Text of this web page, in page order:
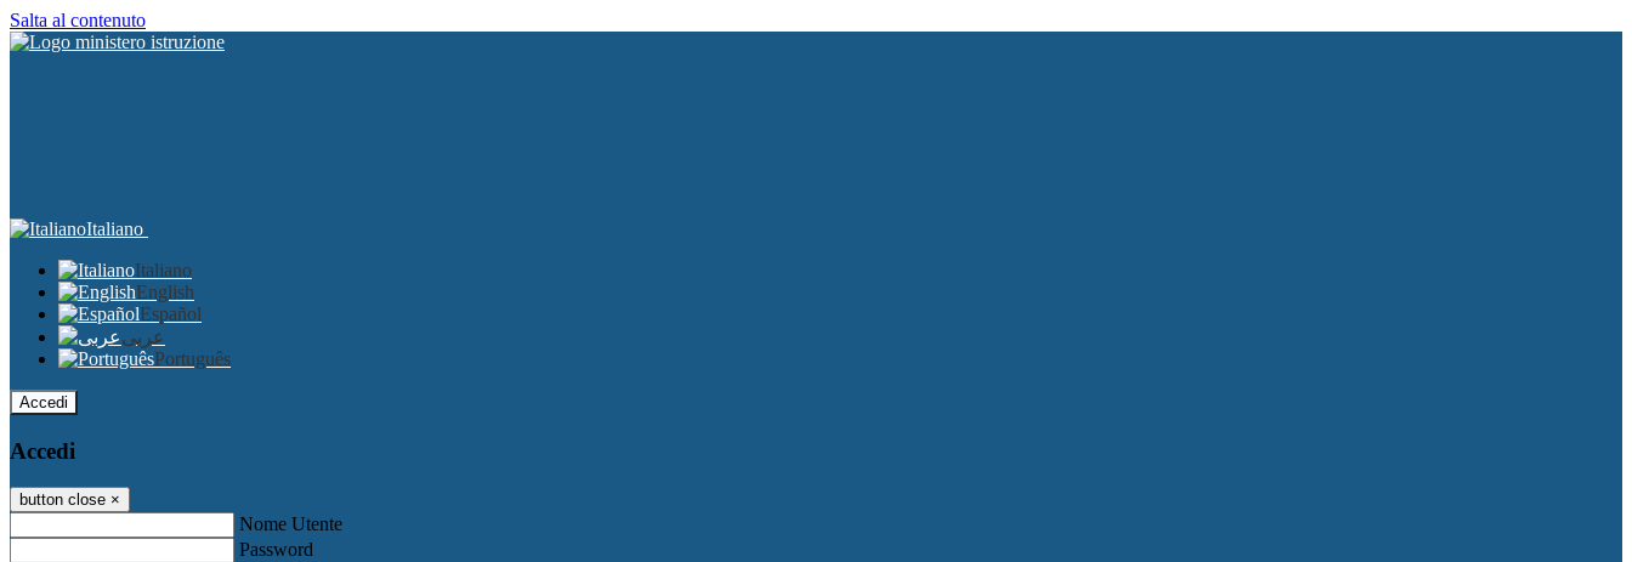
Salta al contenuto
Italiano
Italiano
English
Español
عربى
Português
Accedi
Accedi
button close ×
Nome Utente
Password